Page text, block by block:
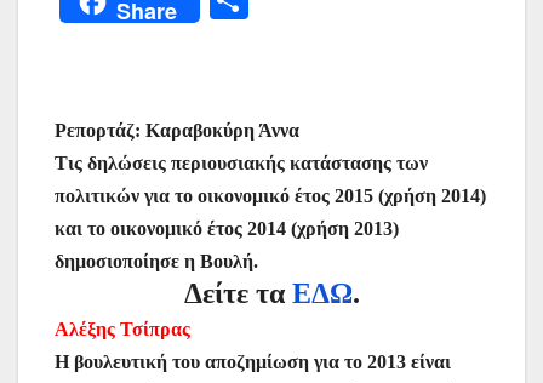
c
b
o
o
k
itt at
p
p
ai
n
g
er
m
Share
α
σ
τε
ίτ
ε
Ρεπορτάζ: Καραβοκύρη Άννα
Τις δηλώσεις περιουσιακής κατάστασης των
πολιτικών για το οικονομικό έτος 2015 (χρήση 2014)
και το οικονομικό έτος 2014 (χρήση 2013)
δημοσιοποίησε η Βουλή.
Δείτε τα ΕΔΩ.
Αλέξης Τσίπρας
Η βουλευτική του αποζημίωση για το 2013 είναι